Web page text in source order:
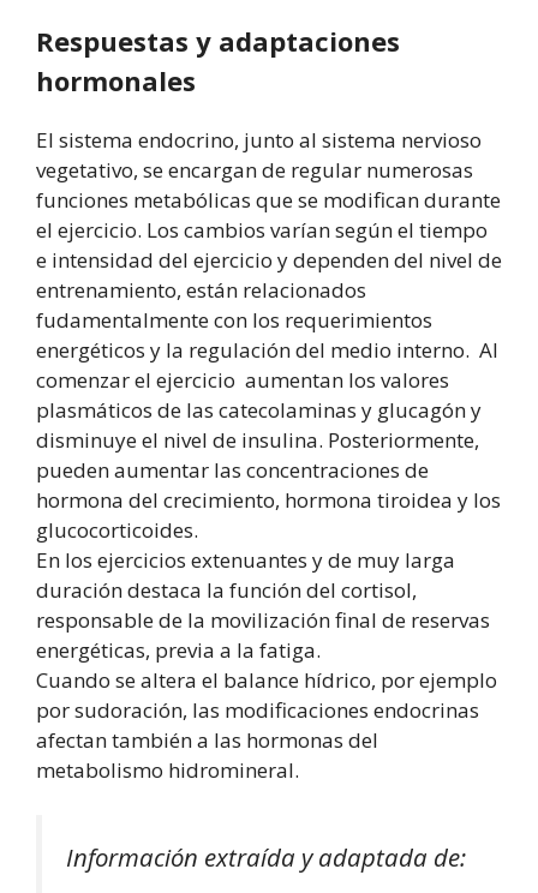
Respuestas y adaptaciones
hormonales
El sistema endocrino, junto al sistema nervioso
vegetativo, se encargan de regular numerosas
funciones metabólicas que se modifican durante
el ejercicio. Los cambios varían según el tiempo
e intensidad del ejercicio y dependen del nivel de
entrenamiento, están relacionados
fudamentalmente con los requerimientos
energéticos y la regulación del medio interno. Al
comenzar el ejercicio aumentan los valores
plasmáticos de las catecolaminas y glucagón y
disminuye el nivel de insulina. Posteriormente,
pueden aumentar las concentraciones de
hormona del crecimiento, hormona tiroidea y los
glucocorticoides.
En los ejercicios extenuantes y de muy larga
duración destaca la función del cortisol,
responsable de la movilización final de reservas
energéticas, previa a la fatiga.
Cuando se altera el balance hídrico, por ejemplo
por sudoración, las modificaciones endocrinas
afectan también a las hormonas del
metabolismo hidromineral.
Información extraída y adaptada de: